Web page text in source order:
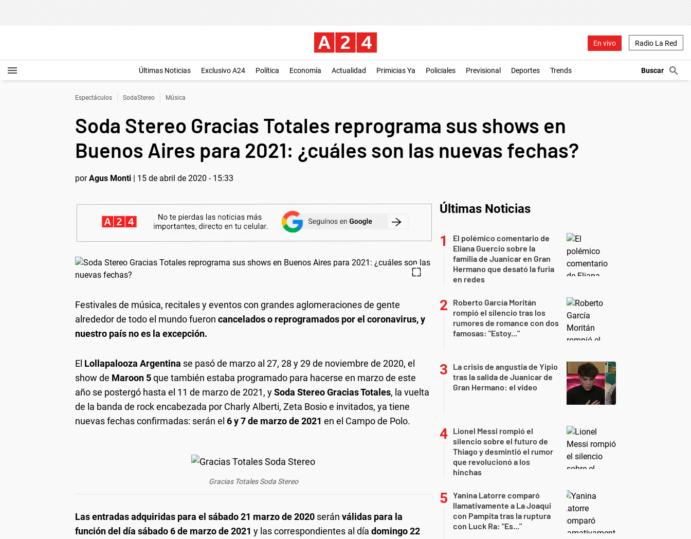
En vivo Radio La Red
Últimas Noticias Exclusivo A24 Política Economía Actualidad Primicias Ya Policiales Previsional Deportes Trends
Espectáculos SodaStereo Música
Soda Stereo Gracias Totales reprograma sus shows en
Buenos Aires para 2021: ¿cuáles son las nuevas fechas?
porAgus Monti | 15 de abril de 2020 - 15:33
Festivales de música, recitales y eventos con grandes aglomeraciones de gente
alrededor de todo el mundo fueron cancelados o reprogramados por el coronavirus, y
nuestro país no es la excepción.
El Lollapalooza Argentina se pasó de marzo al 27, 28 y 29 de noviembre de 2020, el
show de Maroon 5que también estaba programado para hacerse en marzo de este
año se postergó hasta el 11 de marzo de 2021, ySoda Stereo Gracias Totales, la vuelta
de la banda de rock encabezada por Charly Alberti, Zeta Bosio e invitados, ya tiene
nuevas fechas confirmadas: serán el 6 y 7 de marzo de 2021 en el Campo de Polo.
Gracias Totales Soda Stereo
Las entradas adquiridas para el sábado 21 marzo de 2020 serán válidas para la
función del día sábado 6 de marzo de 2021 y las correspondientes al día domingo 22
Últimas Noticias
El polémico comentario de
Eliana Guercio sobre la
familia de Juanicar en Gran
Hermano que desató la furia
en redes
Roberto García Moritán
rompió el silencio tras los
rumores de romance con dos
famosas: "Estoy..."
La crisis de angustia de Yipio
tras la salida de Juanicar de
Gran Hermano: el video
Lionel Messi rompió el
silencio sobre el futuro de
Thiago y desmintió el rumor
que revolucionó a los
hinchas
Yanina Latorre comparó
llamativamente a La Joaqui
con Pampita tras la ruptura
con Luck Ra: "Es..."